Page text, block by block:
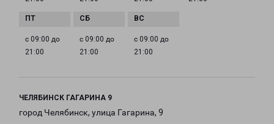
с 09:00 до
21:00
с 09:00 до
21:00
с 09:00 до
21:00
ЧЕЛЯБИНСК ГАГАРИНА 9
город Челябинск, улица Гагарина, 9